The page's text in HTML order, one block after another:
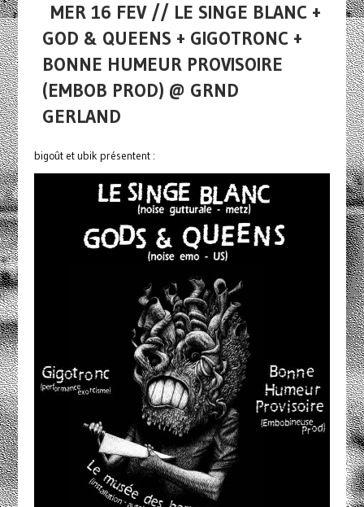
MER 16 FEV // LE SINGE BLANC +
GOD & QUEENS + GIGOTRONC +
BONNE HUMEUR PROVISOIRE
(EMBOB PROD) @ GRND
GERLAND
bigoût et ubik présentent :